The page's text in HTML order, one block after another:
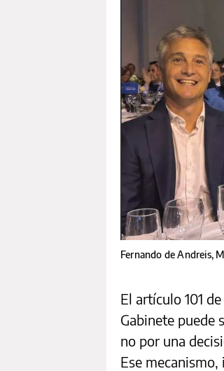
Fernando de Andreis,
El artículo 101
Gabinete puede
no por una
Ese